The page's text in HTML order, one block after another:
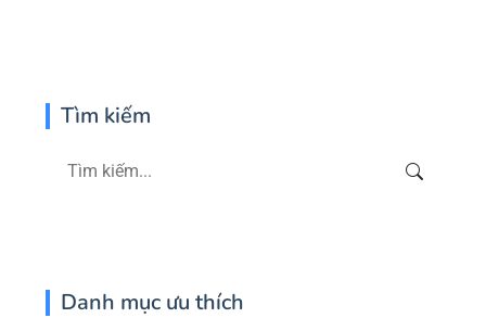
Tìm kiếm
Danh mục ưu thích